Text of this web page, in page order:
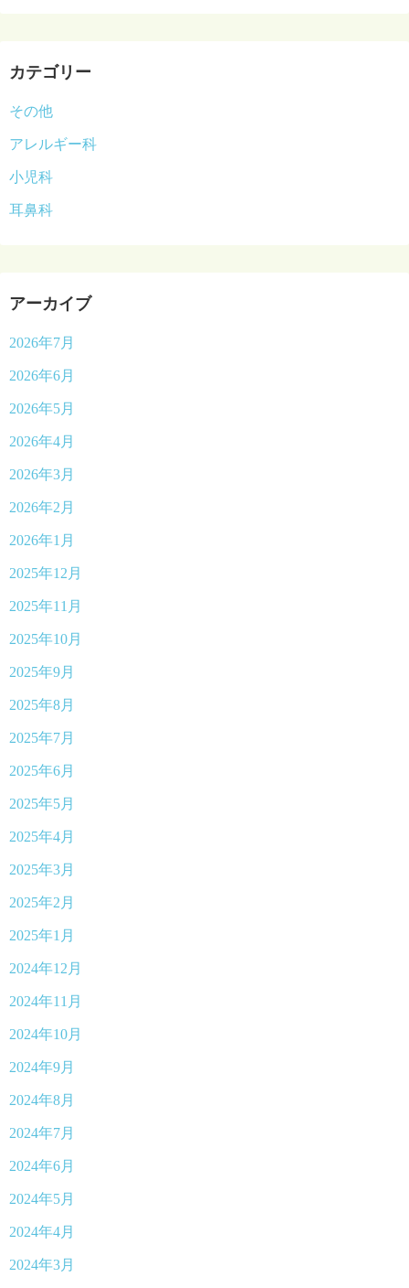
カテゴリー
その他
アレルギー科
小児科
耳鼻科
アーカイブ
2026年7月
2026年6月
2026年5月
2026年4月
2026年3月
2026年2月
2026年1月
2025年12月
2025年11月
2025年10月
2025年9月
2025年8月
2025年7月
2025年6月
2025年5月
2025年4月
2025年3月
2025年2月
2025年1月
2024年12月
2024年11月
2024年10月
2024年9月
2024年8月
2024年7月
2024年6月
2024年5月
2024年4月
2024年3月